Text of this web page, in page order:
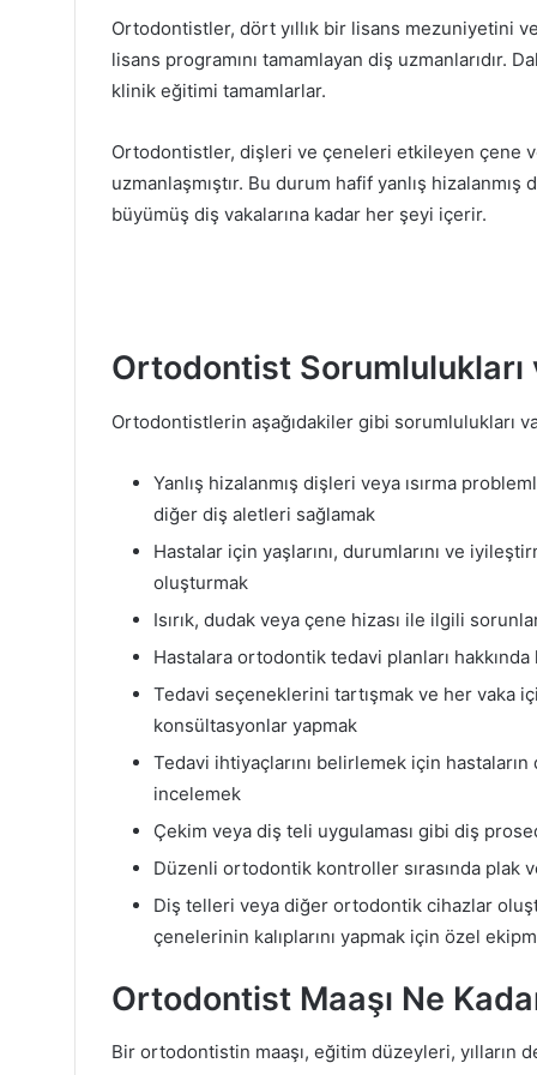
Ortodontistler, dört yıllık bir lisans mezuniyetini
lisans programını tamamlayan diş uzmanlarıdır.
klinik eğitimi tamamlarlar.
Ortodontistler, dişleri ve çeneleri etkileyen çene
uzmanlaşmıştır. Bu durum hafif yanlış
büyümüş diş vakalarına kadar her şeyi içerir.
Ortodontist Sorumlulukları
Ortodontistlerin aşağıdakiler gibi sorumlulukları
Yanlış hizalanmış dişleri veya ısırma
diğer diş aletleri sağlamak
Hastalar için yaşlarını, durumlarını ve
oluşturmak
Isırık, dudak veya çene hizası ile ilgili
Hastalara ortodontik tedavi planları
Tedavi seçeneklerini tartışmak ve her vaka
konsültasyonlar yapmak
Tedavi ihtiyaçlarını belirlemek için
incelemek
Çekim veya diş teli uygulaması gibi diş
Düzenli ortodontik kontroller sırasında
Diş telleri veya diğer ortodontik cihazlar
çenelerinin kalıplarını yapmak için özel
Ortodontist Maaşı Ne
Bir ortodontistin maaşı, eğitim düzeyleri, yılların